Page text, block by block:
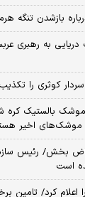
بازشدن تنگه
به رهبری
کوثری را
بالستیک کره
موشک‌های اخیر
بخش/ رئیس
است
اعلام کرد/ تامین